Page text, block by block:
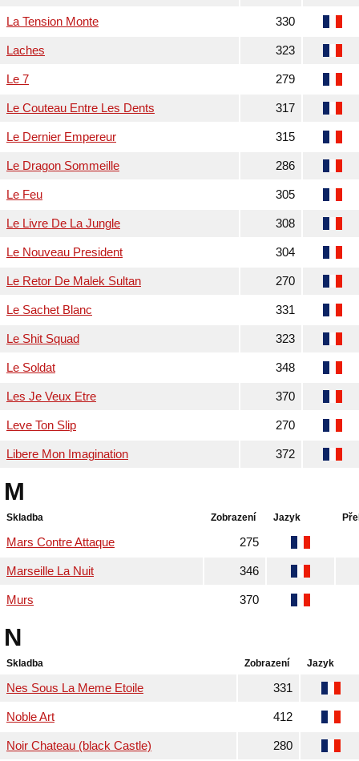
La Tension Monte 330
Laches 323
Le 7 279
Le Couteau Entre Les Dents 317
Le Dernier Empereur 315
Le Dragon Sommeille 286
Le Feu 305
Le Livre De La Jungle 308
Le Nouveau President 304
Le Retor De Malek Sultan 270
Le Sachet Blanc 331
Le Shit Squad 323
Le Soldat 348
Les Je Veux Etre 370
Leve Ton Slip 270
Libere Mon Imagination 372
M
Skladba Zobrazení Jazyk
Mars Contre Attaque 275
Marseille La Nuit 346
Murs 370
N
Skladba Zobrazení Jazyk
Nes Sous La Meme Etoile 331
Noble Art 412
Noir Chateau (black Castle) 280